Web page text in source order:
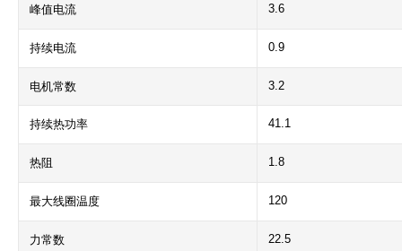
峰值电流 3.6
持续电流 0.9
电机常数 3.2
持续热功率 41.1
热阻 1.8
最大线圈温度 120
力常数 22.5